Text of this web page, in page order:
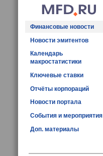
Финансовые новости
Новости эмитентов
Календарь
макростатистики
Ключевые ставки
Отчёты корпораций
Новости портала
События и мероприятия
Доп. материалы